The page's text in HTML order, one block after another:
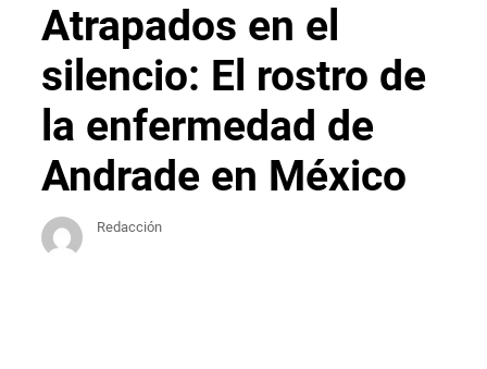
Atrapados en el
silencio: El rostro de
la enfermedad de
Andrade en México
Redacción